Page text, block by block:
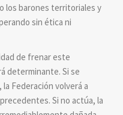
los barones territoriales y
sin ética ni
de frenar este
determinante. Si se
Federación volverá a
Si no actúa, la